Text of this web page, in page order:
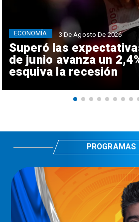
Superó las
de junio avanza un
esquiva la recesión
ECONOMÍA 3 De Agosto De 2026
PROGRAMAS